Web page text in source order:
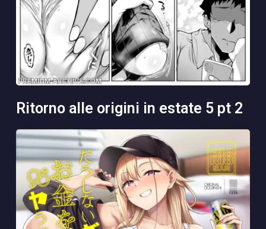
ritorno alle origini in estate 5 pt 2